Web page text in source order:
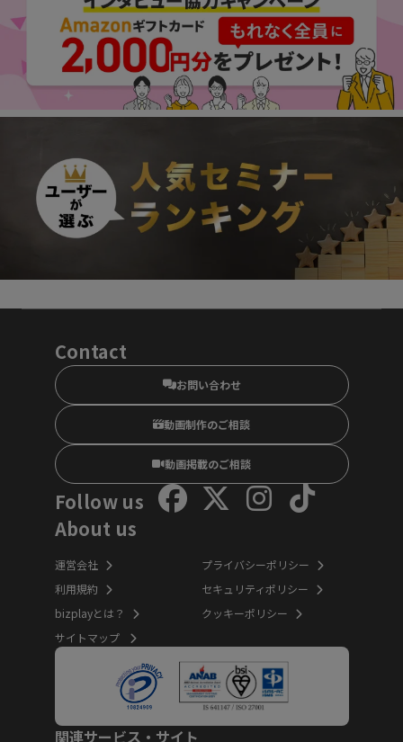
Contact
お問い合わせ
動画制作のご相談
動画掲載のご相談
Follow us
About us
運営会社
利用規約
bizplayとは？
サイトマップ
プライバシーポリシー
セキュリティポリシー
クッキーポリシー
関連サービス・サイト